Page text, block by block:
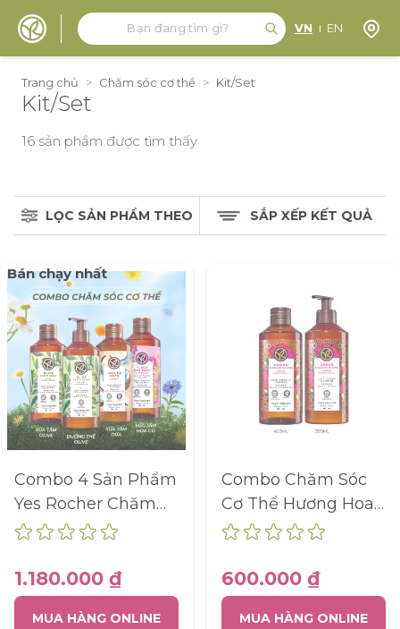
Tìm kiếm
Tìm kiếm
VN EN Định
Trang chủ > Chăm sóc cơ thể > Kit/Set
Kit/Set
16 sản phầm được tìm thấy
LỌC SẢN PHẨM THEO SẮP XẾP KẾT QUẢ
Bán chạy nhất
Combo 4 Sản Phẩm
Yes Rocher Chăm
Sóc Cơ Thể Mùi
Không Sulfate
1.180.000 ₫
MUA HÀNG ONLINE
Combo Chăm Sóc
Cơ Thể Hương Hoa
Hồng Argan
600.000 ₫
MUA HÀNG ONLINE